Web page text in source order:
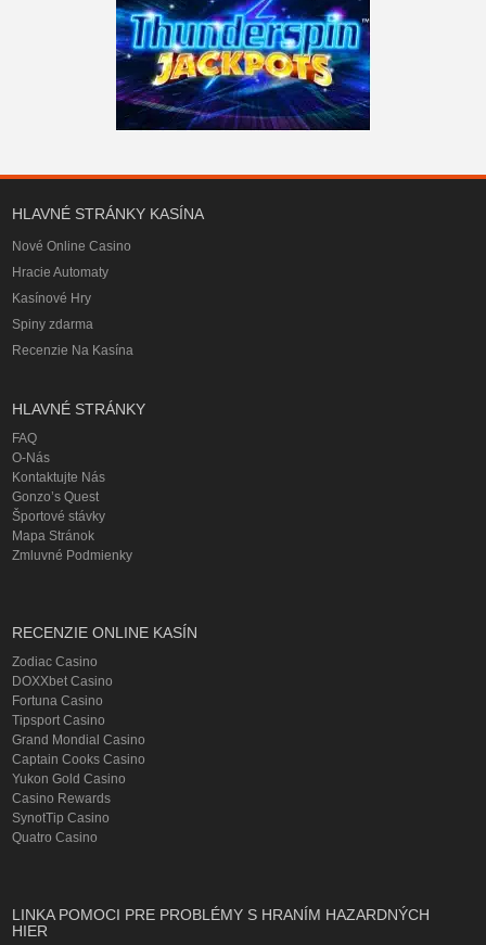
HLAVNÉ STRÁNKY KASÍNA
Nové Online Casino
Hracie Automaty
Kasínové Hry
Spiny zdarma
Recenzie Na Kasína
HLAVNÉ STRÁNKY
FAQ
O-Nás
Kontaktujte Nás
Gonzo’s Quest
Športové stávky
Mapa Stránok
Zmluvné Podmienky
RECENZIE ONLINE KASÍN
Zodiac Casino
DOXXbet Casino
Fortuna Casino
Tipsport Casino
Grand Mondial Casino
Captain Cooks Casino
Yukon Gold Casino
Casino Rewards
SynotTip Casino
Quatro Casino
LINKA POMOCI PRE PROBLÉMY S HRANÍM HAZARDNÝCH
HIER